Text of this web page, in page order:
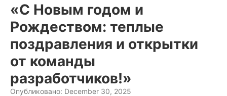
«С Новым годом и
Рождеством: теплые
поздравления и открытки
от команды
разработчиков!»
Опубликовано: December 30, 2025